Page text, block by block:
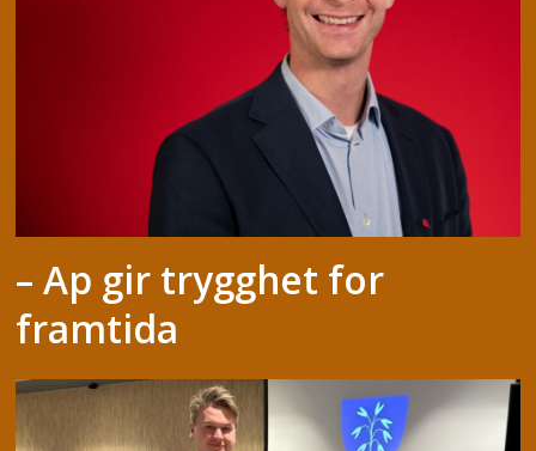
– Ap gir trygghet for
framtida